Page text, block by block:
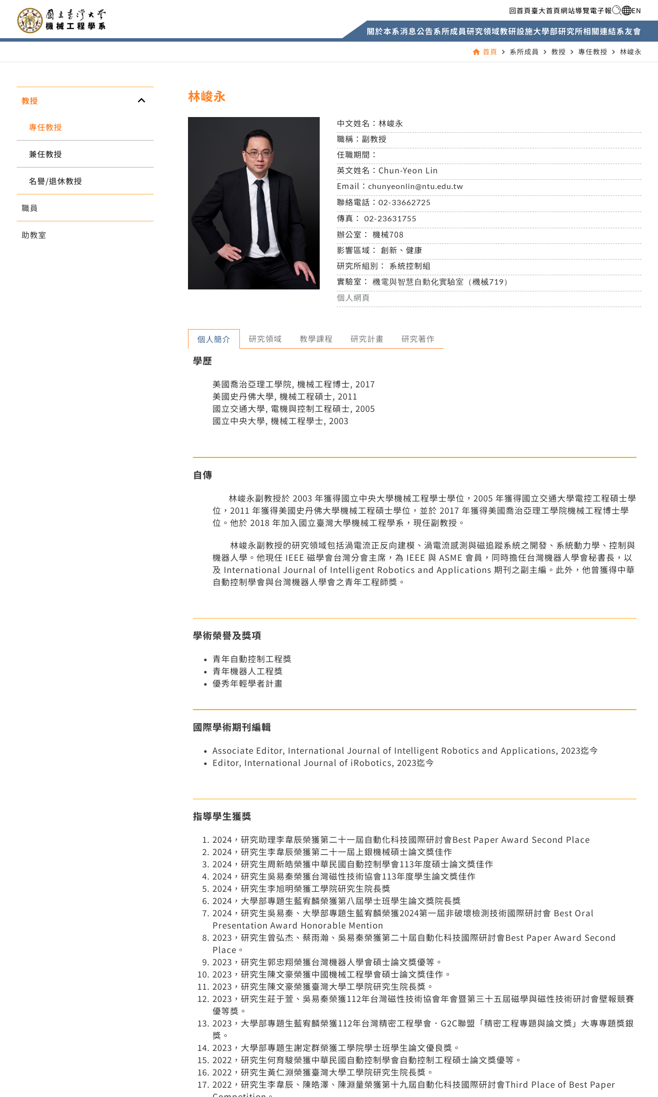
回首頁臺大首頁網站導覽電子報 EN
關於本系消息公告系所成員研究領域教研設施大學部研究所相關連結系友會
home 首頁 navigate_next 系所成員 navigate_next 教授 navigate_next 專任教授 navigate_next 林峻永
教授 keyboard_arrow_up
專任教授
兼任教授
名譽/退休教授
職員
助教室
林峻永
中文姓名： 林峻永
職稱： 副教授
任職期間：
英文姓名： Chun-Yeon Lin
Email： chunyeonlin@ntu.edu.tw
聯絡電話： 02-33662725
傳真： 02-23631755
辦公室： 機械708
影響區域： 創新、健康
研究所組別： 系統控制組
實驗室：
機電與智慧自動化實驗室（機械719）
個人網頁
個人簡介 研究領域 教學課程 研究計畫 研究著作
學歷
美國喬治亞理工學院, 機械工程博士, 2017
美國史丹佛大學, 機械工程碩士, 2011
國立交通大學, 電機與控制工程碩士, 2005
國立中央大學, 機械工程學士, 2003
自傳
林峻永副教授於 2003 年獲得國立中央大學機械工程學士學位，2005 年獲得國立交通大學電控工程碩士學
位，2011 年獲得美國史丹佛大學機械工程碩士學位，並於 2017 年獲得美國喬治亞理工學院機械工程博士學
位。他於 2018 年加入國立臺灣大學機械工程學系，現任副教授。
林峻永副教授的研究領域包括渦電流正反向建模、渦電流感測與磁追蹤系統之開發、系統動力學、控制與
機器人學。他現任 IEEE 磁學會台灣分會主席，為 IEEE 與 ASME 會員，同時擔任台灣機器人學會秘書長，以
及 International Journal of Intelligent Robotics and Applications 期刊之副主編。 此外，他曾獲得中華
自動控制學會與台灣機器人學會之青年工程師獎。
學術榮譽及獎項
青年自動控制工程獎
青年機器人工程獎
優秀年輕學者計畫
國際學術期刊編輯
Associate Editor, International Journal of Intelligent Robotics and Applications, 2023迄今
Editor, International Journal of iRobotics, 2023迄今
指導學生獲獎
2024，研究助理李韋辰榮獲第二十一屆自動化科技國際研討會Best Paper Award Second Place
2024，研究生李韋辰榮獲第二十一屆上銀機械碩士論文獎佳作
2024，研究生周新皓榮獲中華民國自動控制學會113年度碩士論文獎佳作
2024，研究生吳易秦榮獲台灣磁性技術協會113年度學生論文獎佳作
2024，研究生李旭明榮獲工學院研究生院長獎
2024，大學部專題生藍宥麟榮獲第八屆學士班學生論文獎院長獎
2024，研究生吳易秦、大學部專題生藍宥麟榮獲2024第一屆非破壞檢測技術國際研討會 Best Oral
Presentation Award Honorable Mention
2023，研究生曾弘杰、蔡雨瀚、吳易秦榮獲第二十屆自動化科技國際研討會Best Paper Award Second
Place。
2023，研究生郭忠翔榮獲台灣機器人學會碩士論文獎優等。
2023，研究生陳文豪榮獲中國機械工程學會碩士論文獎佳作。
2023，研究生陳文豪榮獲臺灣大學工學院研究生院長獎。
2023，研究生莊于萱、吳易秦榮獲112年台灣磁性技術協會年會暨第三十五屆磁學與磁性技術研討會壁報競賽
優等獎。
2023，大學部專題生藍宥麟榮獲112年台灣精密工程學會．G2C聯盟「精密工程專題與論文獎」大專專題獎銀
獎。
2023，大學部專題生謝定群榮獲工學院學士班學生論文優良獎。
2022，研究生何育駿榮獲中華民國自動控制學會自動控制工程碩士論文獎優等。
2022，研究生黃仁淵榮獲臺灣大學工學院研究生院長獎。
2022，研究生李韋辰、陳皓澤、陳淵量榮獲第十九屆自動化科技國際研討會Third Place of Best Paper